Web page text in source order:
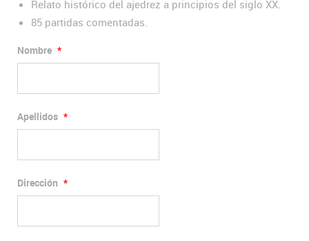
Relato histórico del ajedrez a principios del siglo XX.
85 partidas comentadas.
Nombre *
Apellidos *
Dirección *